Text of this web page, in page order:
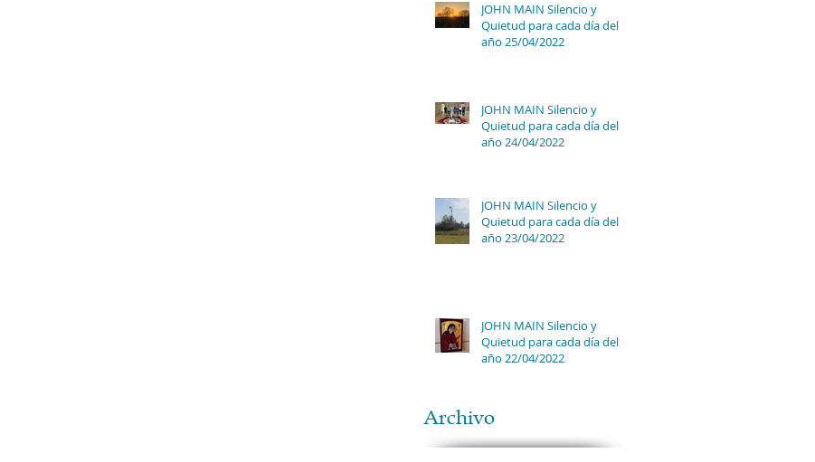
JOHN MAIN Silencio y
Quietud para cada día del
año 25/04/2022
JOHN MAIN Silencio y
Quietud para cada día del
año 24/04/2022
JOHN MAIN Silencio y
Quietud para cada día del
año 23/04/2022
JOHN MAIN Silencio y
Quietud para cada día del
año 22/04/2022
Archivo